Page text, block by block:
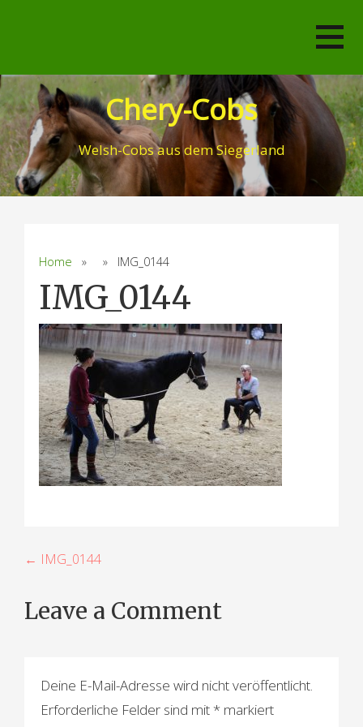
Chery-Cobs
Welsh-Cobs aus dem Siegerland
Home » » IMG_0144
IMG_0144
B
i
← IMG_0144
Leave a Comment
Deine E-Mail-Adresse wird nicht veröffentlicht.
Erforderliche Felder sind mit* markiert